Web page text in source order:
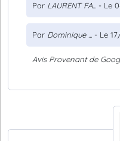
Par LAURENT FA... - Le
Par Dominique ... - Le
Avis Provenant de